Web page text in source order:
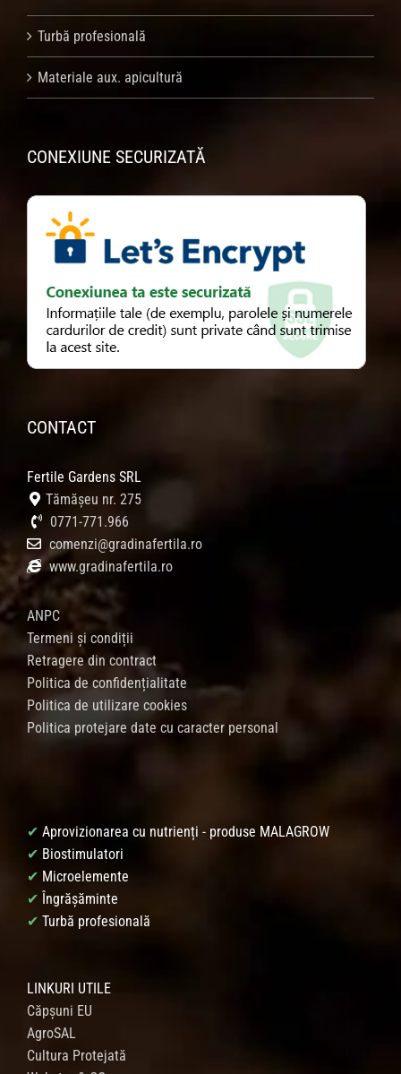
Turbă profesională
Materiale aux. apicultură
CONEXIUNE SECURIZATĂ
CONTACT
Fertile Gardens SRL
Tămășeu nr. 275
0771-771.966
comenzi@gradinafertila.ro
www.gradinafertila.ro
ANPC
Termeni și condiții
Retragere din contract
Politica de confidențialitate
Politica de utilizare cookies
Politica protejare date cu caracter personal
✔ Aprovizionarea cu nutrienți - produse MALAGROW
✔ Biostimulatori
✔ Microelemente
✔ Îngrășăminte
✔ Turbă profesională
LINKURI UTILE
Căpșuni EU
AgroSAL
Cultura Protejată